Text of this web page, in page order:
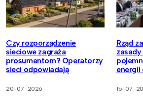
Czy rozporządzenie
sieciowe zagraża
prosumentom? Operatorzy
sieci odpowiadają
20-07-2026
Rząd
energii
15-07-